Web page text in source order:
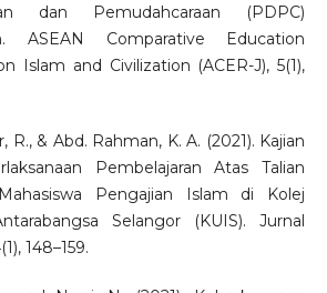
dan Pemudahcaraan (PDPC)
ASEAN Comparative Education
Islam and Civilization (ACER-J), 5(1),
R., & Abd. Rahman, K. A. (2021). Kajian
Pembelajaran Atas Talian
Pengajian Islam di Kolej
Selangor (KUIS). Jurnal
148–159.